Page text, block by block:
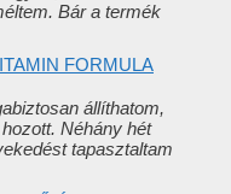
Bár a termék
FORMULA
állíthatom,
Néhány hét
tapasztaltam